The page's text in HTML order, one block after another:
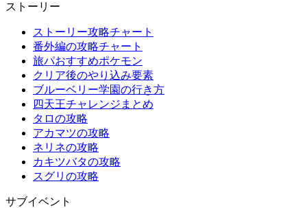
ストーリー
ストーリー攻略チャート
番外編の攻略チャート
旅パおすすめポケモン
クリア後のやり込み要素
ブルーベリー学園の行き方
四天王チャレンジまとめ
タロの攻略
アカマツの攻略
ネリネの攻略
カキツバタの攻略
スグリの攻略
サブイベント